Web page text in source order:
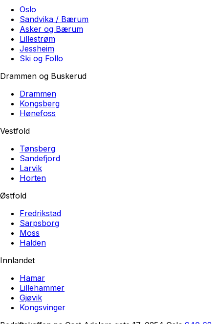
Oslo
Sandvika / Bærum
Asker og Bærum
Lillestrøm
Jessheim
Ski og Follo
Drammen og Buskerud
Drammen
Kongsberg
Hønefoss
Vestfold
Tønsberg
Sandefjord
Larvik
Horten
Østfold
Fredrikstad
Sarpsborg
Moss
Halden
Innlandet
Hamar
Lillehammer
Gjøvik
Kongsvinger